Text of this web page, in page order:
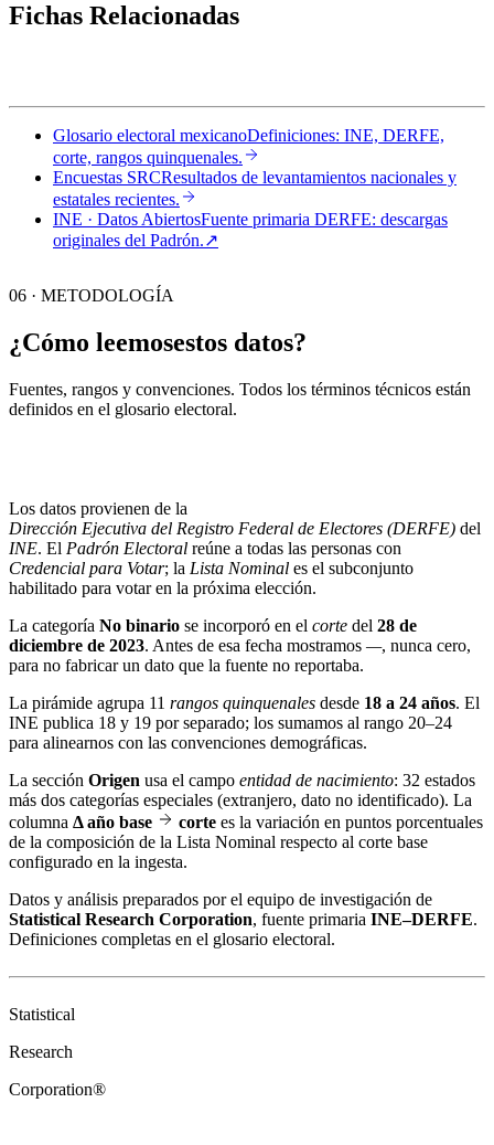
Fichas Relacionadas
Glosario electoral mexicanoDefiniciones: INE, DERFE,
corte, rangos quinquenales.
Encuestas SRCResultados de levantamientos nacionales y
estatales recientes.
INE · Datos AbiertosFuente primaria DERFE: descargas
originales del Padrón.↗︎
06 · METODOLOGÍA
¿Cómo leemosestos datos?
Fuentes, rangos y convenciones. Todos los términos técnicos están
definidos en el glosario electoral.
Los datos provienen de la
Dirección Ejecutiva del Registro Federal de Electores (DERFE) del
INE. El Padrón Electoral reúne a todas las personas con
Credencial para Votar; la Lista Nominal es el subconjunto
habilitado para votar en la próxima elección.
La categoría No binario se incorporó en el corte del 28 de
diciembre de 2023. Antes de esa fecha mostramos —, nunca cero,
para no fabricar un dato que la fuente no reportaba.
La pirámide agrupa 11 rangos quinquenales desde 18 a 24 años. El
INE publica 18 y 19 por separado; los sumamos al rango 20–24
para alinearnos con las convenciones demográficas.
La sección Origen usa el campo entidad de nacimiento: 32 estados
más dos categorías especiales (extranjero, dato no identificado). La
columna Δ año base corte es la variación en puntos porcentuales
de la composición de la Lista Nominal respecto al corte base
configurado en la ingesta.
Datos y análisis preparados por el equipo de investigación de
Statistical Research Corporation, fuente primaria INE–DERFE.
Definiciones completas en el glosario electoral.
Statistical
Research
Corporation®